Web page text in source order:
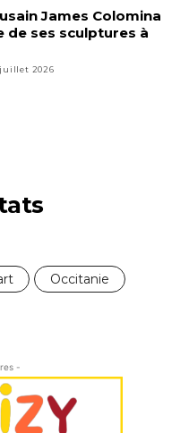
James Colomina
de ses sculptures à
juillet 2026
Occitanie
-